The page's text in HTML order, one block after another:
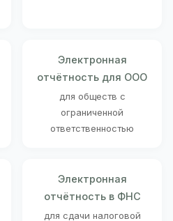
Электронная
отчётность для ООО
для обществ с
ограниченной
ответственностью
Электронная
отчётность в ФНС
для сдачи налоговой